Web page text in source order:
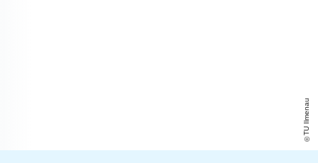
TU Ilmenau